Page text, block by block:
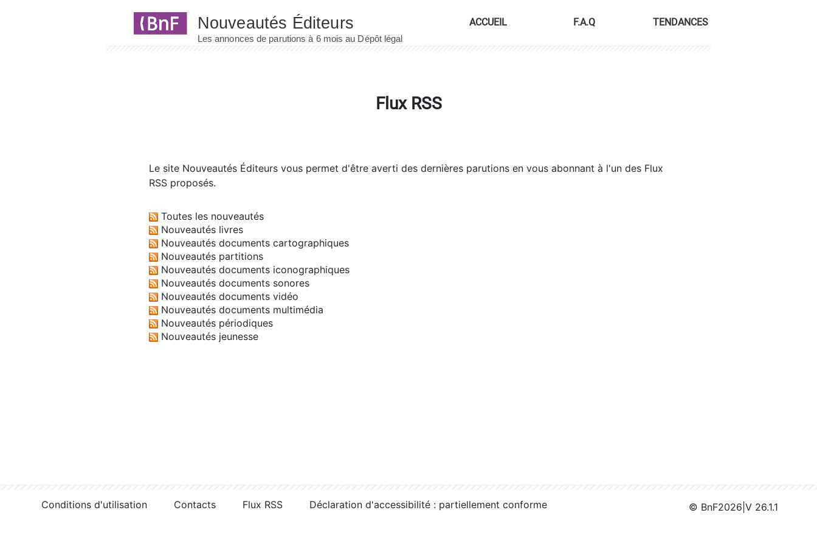
ACCUEIL F.A.Q TENDANCES
Flux RSS
Le site Nouveautés Éditeurs vous permet d'être averti des dernières parutions en vous abonnant à l'un des Flux
RSS proposés.
Toutes les nouveautés
Nouveautés livres
Nouveautés documents cartographiques
Nouveautés partitions
Nouveautés documents iconographiques
Nouveautés documents sonores
Nouveautés documents vidéo
Nouveautés documents multimédia
Nouveautés périodiques
Nouveautés jeunesse
Conditions d'utilisation Contacts Flux RSS Déclaration d'accessibilité : partiellement conforme © BnF2026 V 26.1.1